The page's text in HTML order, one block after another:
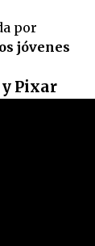
por
jóvenes
Pixar